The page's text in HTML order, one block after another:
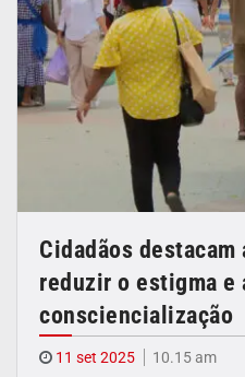
Cidadãos
reduzir o estigma e
consciencialização
11 set 2025 10.15 am